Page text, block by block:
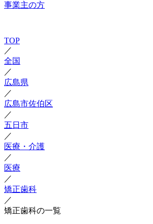
事業主の方
TOP
／
全国
／
広島県
／
広島市佐伯区
／
五日市
／
医療・介護
／
医療
／
矯正歯科
／
矯正歯科の一覧